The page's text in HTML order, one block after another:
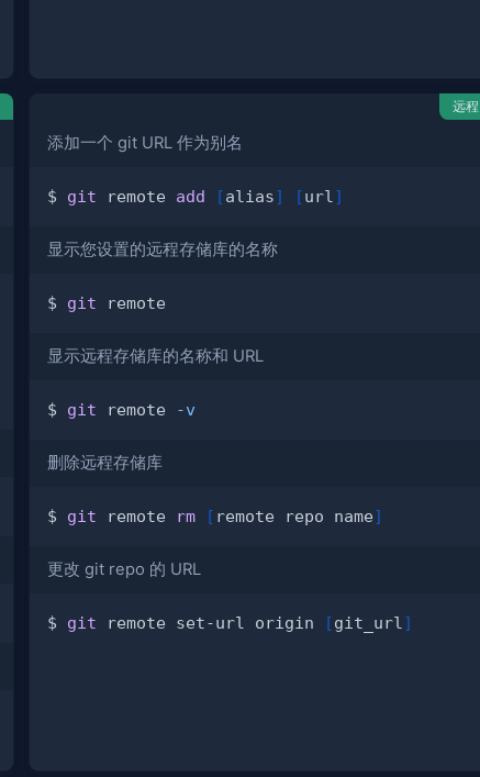
远程
添加一个 git URL 作为别名
$ git remote add [alias] [url]
显示您设置的远程存储库的名称
$ git
显示远程存储库的名称和 URL
$ git remote -v
删除远程存储库
$ git remote rm [ remote repo name]
更改 git repo 的 URL
$ git remote set-url origin [git_url]